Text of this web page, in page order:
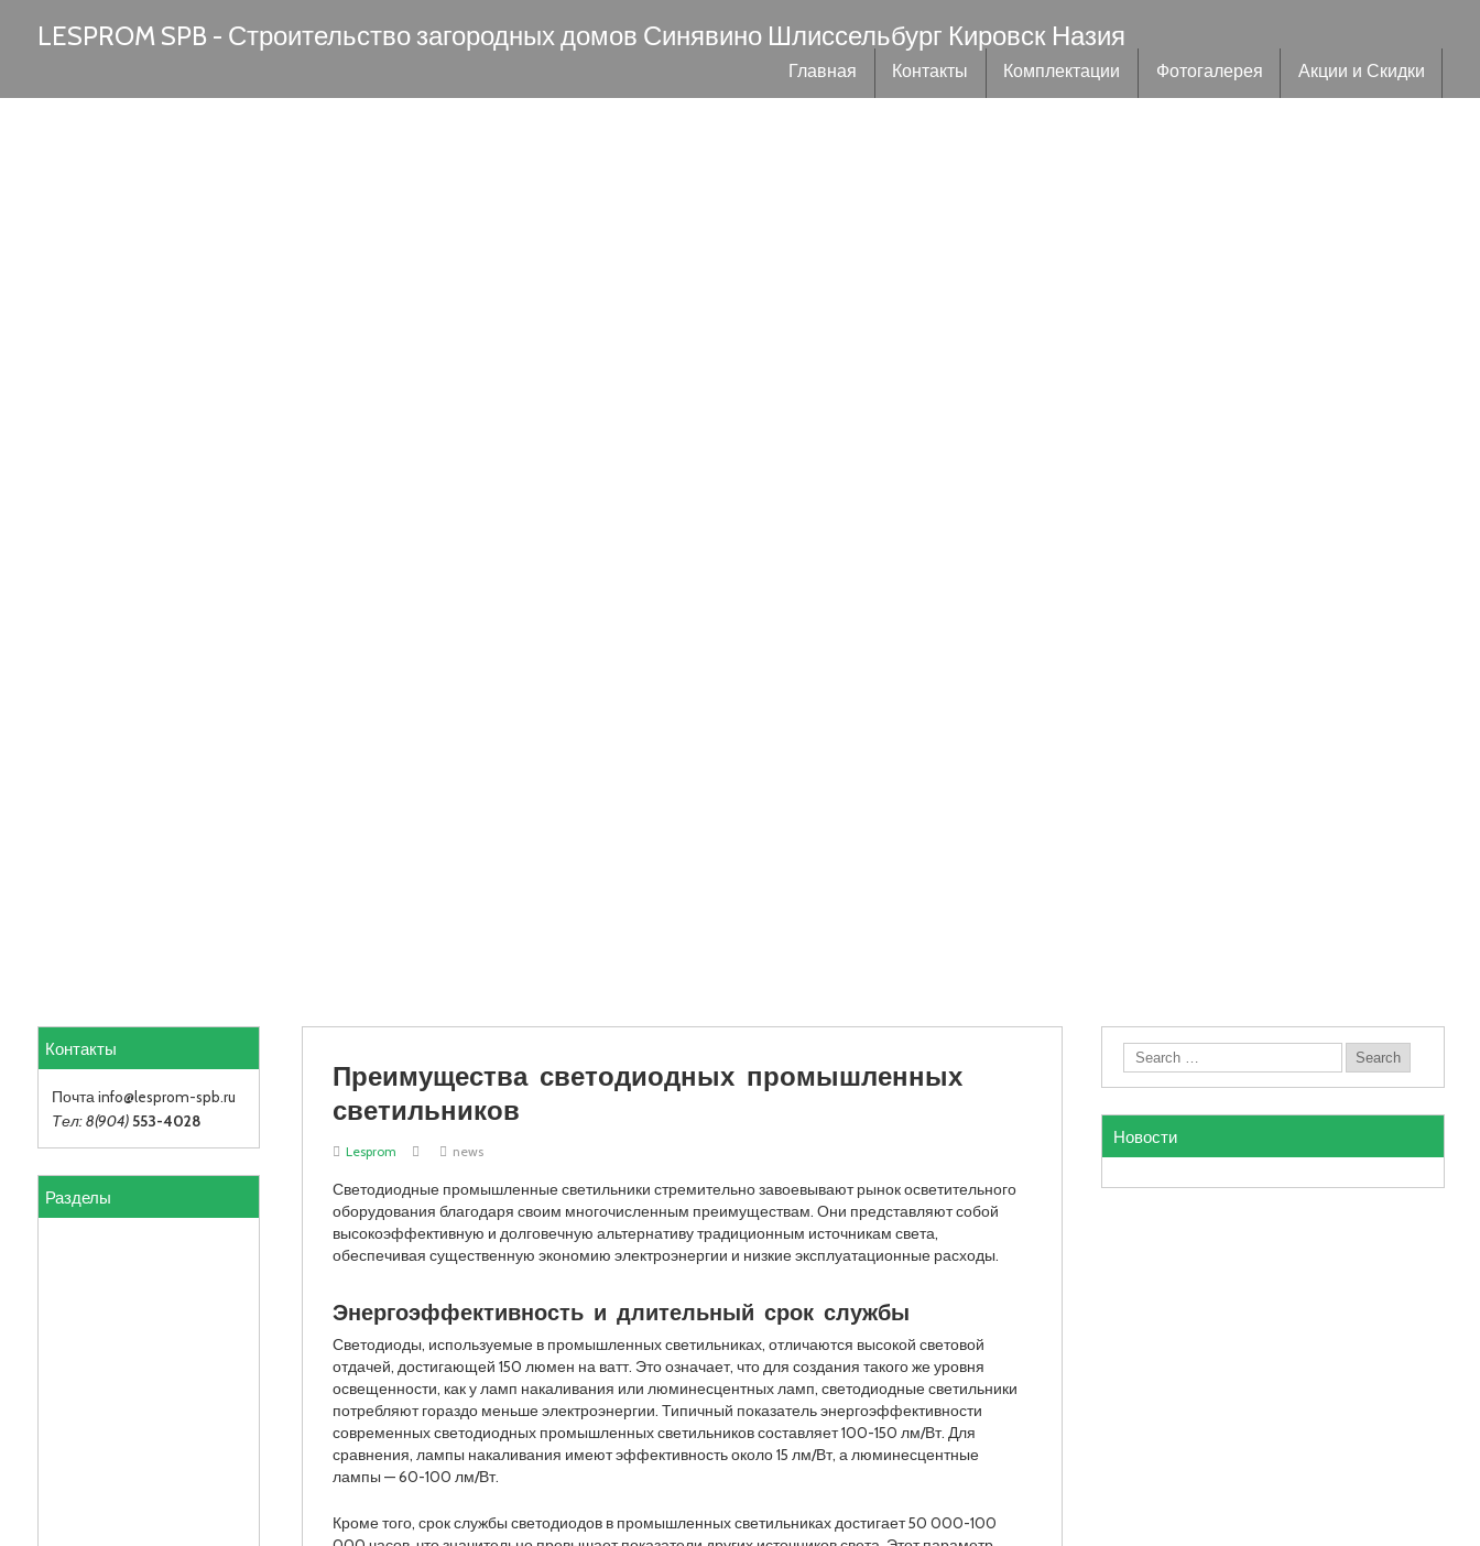
LESPROM SPB - Строительство загородных домов Синявино Шлиссельбург Кировск Назия
Главная Контакты Комплектации Фотогалерея Акции и Скидки
Преимущества светодиодных промышленных
светильников
Lesprom news
Светодиодные промышленные светильники стремительно завоевывают рынок осветительного
оборудования благодаря своим многочисленным преимуществам. Они представляют собой
высокоэффективную и долговечную альтернативу традиционным источникам света,
обеспечивая существенную экономию электроэнергии и низкие эксплуатационные расходы.
Энергоэффективность и длительный срок службы
Светодиоды, используемые в промышленных светильниках, отличаются высокой световой
отдачей, достигающей 150 люмен на ватт. Это означает, что для создания такого же уровня
освещенности, как у ламп накаливания или люминесцентных ламп, светодиодные светильники
потребляют гораздо меньше электроэнергии. Типичный показатель энергоэффективности
современных светодиодных промышленных светильников составляет 100-150 лм/Вт. Для
сравнения, лампы накаливания имеют эффективность около 15 лм/Вт, а люминесцентные
лампы — 60-100 лм/Вт.
Кроме того, срок службы светодиодов в промышленных светильниках достигает 50 000-100
Новости
Контакты
Почта info@lesprom-spb.ru
Тел: 8(904) 553-4028
Разделы